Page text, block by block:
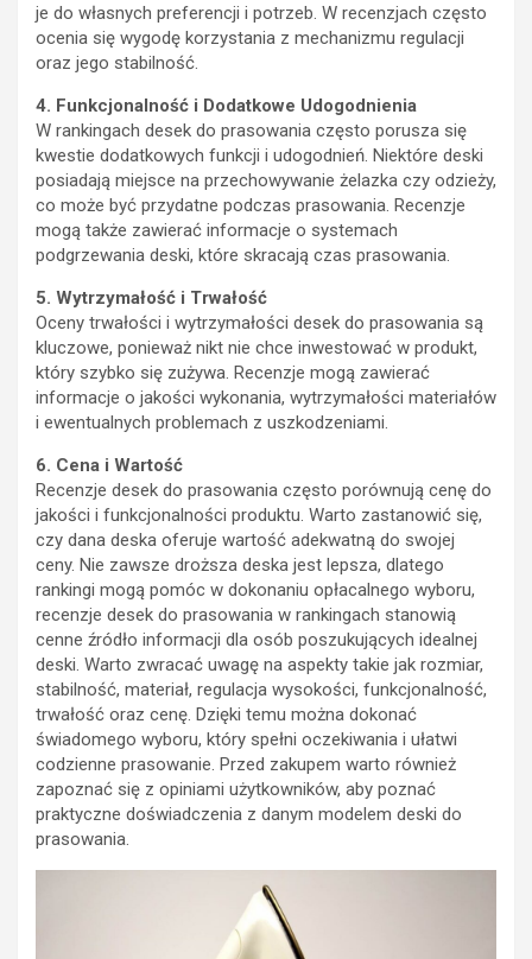
je do własnych preferencji i potrzeb. W recenzjach często
ocenia się wygodę korzystania z mechanizmu regulacji
oraz jego stabilność.
4. Funkcjonalność i Dodatkowe Udogodnienia
W rankingach desek do prasowania często porusza się
kwestie dodatkowych funkcji i udogodnień. Niektóre deski
posiadają miejsce na przechowywanie żelazka czy odzieży,
co może być przydatne podczas prasowania. Recenzje
mogą także zawierać informacje o systemach
podgrzewania deski, które skracają czas prasowania.
5. Wytrzymałość i Trwałość
Oceny trwałości i wytrzymałości desek do prasowania są
kluczowe, ponieważ nikt nie chce inwestować w produkt,
który szybko się zużywa. Recenzje mogą zawierać
informacje o jakości wykonania, wytrzymałości materiałów
i ewentualnych problemach z uszkodzeniami.
6. Cena i Wartość
Recenzje desek do prasowania często porównują cenę do
jakości i funkcjonalności produktu. Warto zastanowić się,
czy dana deska oferuje wartość adekwatną do swojej
ceny. Nie zawsze droższa deska jest lepsza, dlatego
rankingi mogą pomóc w dokonaniu opłacalnego wyboru,
recenzje desek do prasowania w rankingach stanowią
cenne źródło informacji dla osób poszukujących idealnej
deski. Warto zwracać uwagę na aspekty takie jak rozmiar,
stabilność, materiał, regulacja wysokości, funkcjonalność,
trwałość oraz cenę. Dzięki temu można dokonać
świadomego wyboru, który spełni oczekiwania i ułatwi
codzienne prasowanie. Przed zakupem warto również
zapoznać się z opiniami użytkowników, aby poznać
praktyczne doświadczenia z danym modelem deski do
prasowania.